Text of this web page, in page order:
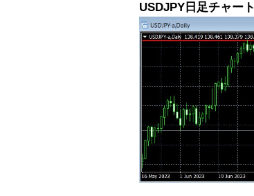
USDJPY日足チャート